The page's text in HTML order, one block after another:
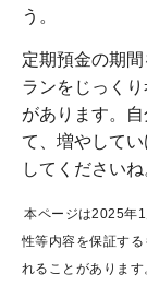
う。
定期預金の期
ランをじっく
があります。
て、増やして
してくださいね
本ページは2025年
性等内容を保証す
れることがあります